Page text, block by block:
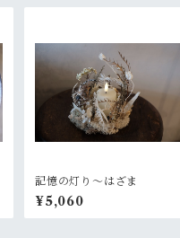
記憶の灯り〜はざま
¥5,060